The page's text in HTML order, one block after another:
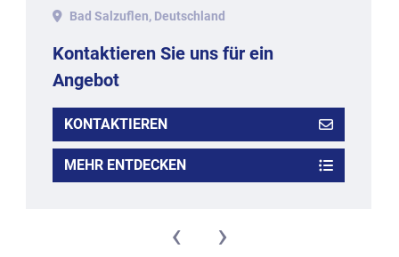
Bad Salzuflen, Deutschland
Kontaktieren Sie uns für ein
Angebot
KONTAKTIEREN
MEHR ENTDECKEN
‹ ›